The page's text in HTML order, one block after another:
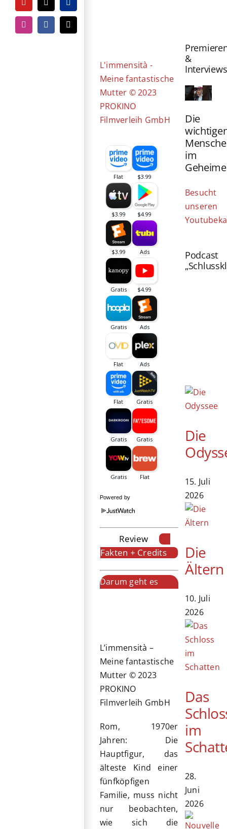
YouTubeTiktokPayPal
InstagramFacebook
E-
Mail
L'immensità -
Meine fantastische
Mutter © 2023
PROKINO
Filmverleih GmbH
Powered by
Review
Fakten + Credits
Darum geht es
L’immensità –
Meine fantastische
Mutter © 2023
PROKINO
Filmverleih GmbH
Rom, 1970er
Jahren: Die
Hauptfigur, das
älteste Kind einer
fünfköpfigen
Familie, muss nicht
nur beobachten,
wie sich die
&
Interviews
Die
im
Besucht
unseren
Podcast
Die
15. Juli
2026
Die
Ältern
10. Juli
2026
Das
im
28.
Juni
2026